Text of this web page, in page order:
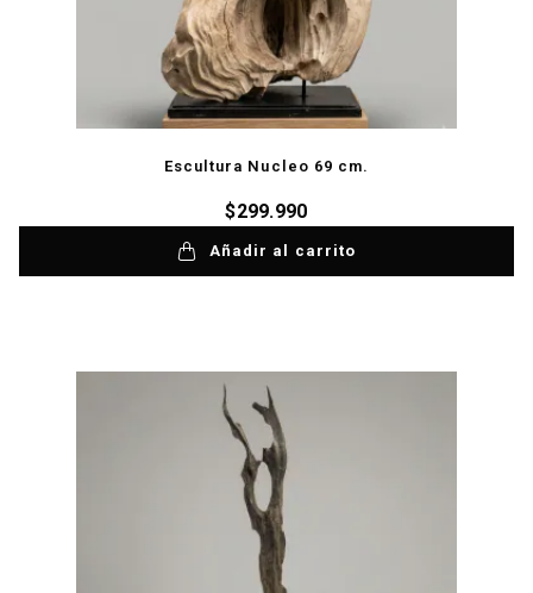
Escultura Nucleo 69 cm.
$299.990
Añadir al carrito